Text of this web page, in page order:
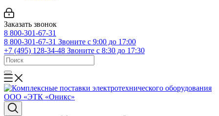
Заказать звонок
8 800-301-67-31
8 800-301-67-31 Звоните с 9:00 до 17:00
+7 (495) 128-34-48 Звоните с 8:30 до 17:30